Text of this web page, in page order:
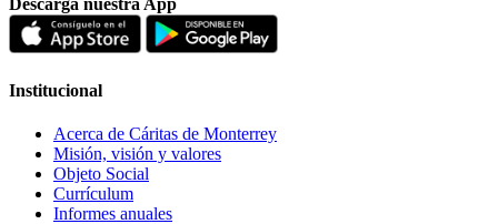
Descarga nuestra App
Institucional
Acerca de Cáritas de Monterrey
Misión, visión y valores
Objeto Social
Currículum
Informes anuales